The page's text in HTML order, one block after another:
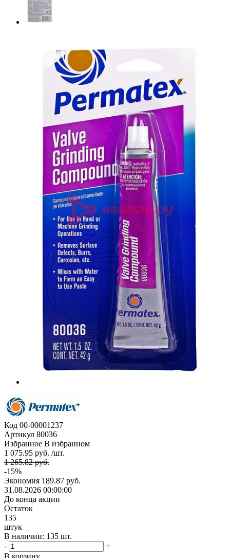
Код 00-00001237
Артикул 80036
Избранное В избранном
1 075.95 руб. /шт.
1 265.82 руб.
-15%
Экономия 189.87 руб.
31.08.2026 00:00:00
До конца акции
Остаток
135
штук
В наличии: 135 шт.
-
+
В корзину